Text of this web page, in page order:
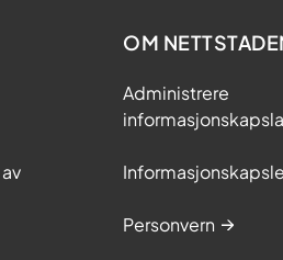
OM
Administrere
Personvern